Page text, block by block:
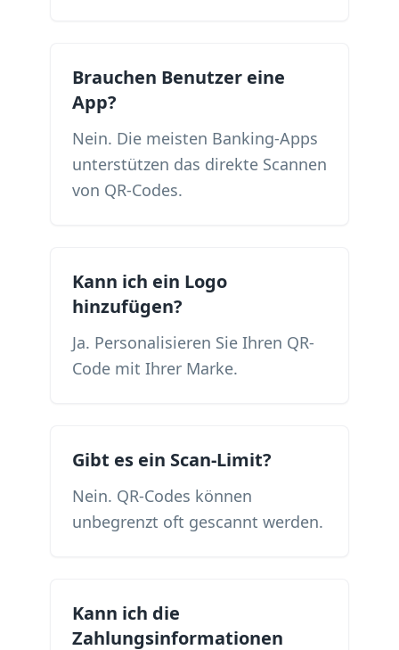
Brauchen Benutzer eine
App?
Nein. Die meisten Banking-Apps
unterstützen das direkte Scannen
von QR-Codes.
Kann ich ein Logo
hinzufügen?
Ja. Personalisieren Sie Ihren QR-
Code mit Ihrer Marke.
Gibt es ein Scan-Limit?
Nein. QR-Codes können
unbegrenzt oft gescannt werden.
Kann ich die
Zahlungsinformationen